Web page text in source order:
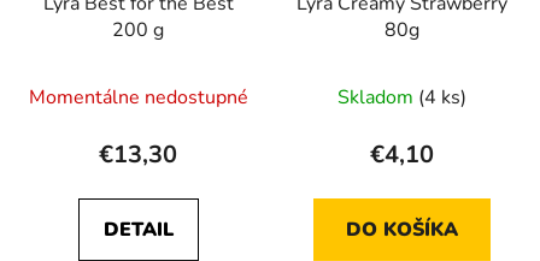
200 g
Momentálne nedostupné
€13,30
DETAIL
80g
Skladom (4 ks)
€4,10
DO KOŠÍKA